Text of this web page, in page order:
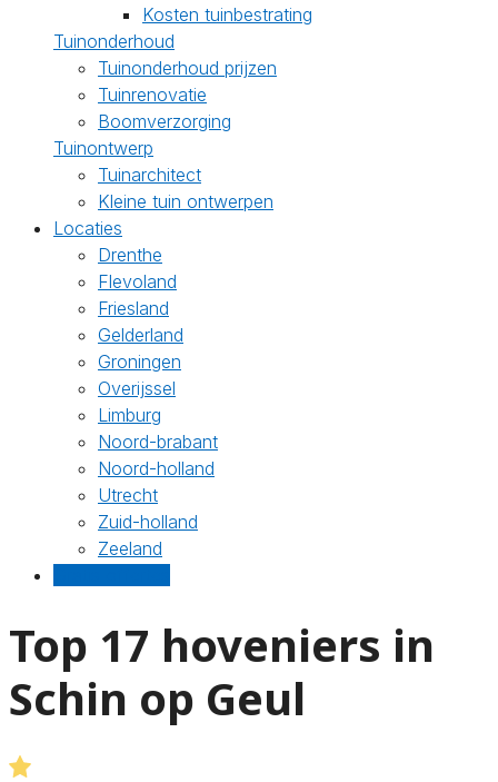
Kosten tuinbestrating
Tuinonderhoud
Tuinonderhoud prijzen
Tuinrenovatie
Boomverzorging
Tuinontwerp
Tuinarchitect
Kleine tuin ontwerpen
Locaties
Drenthe
Flevoland
Friesland
Gelderland
Groningen
Overijssel
Limburg
Noord-brabant
Noord-holland
Utrecht
Zuid-holland
Zeeland
Top 17 hoveniers in
Schin op Geul